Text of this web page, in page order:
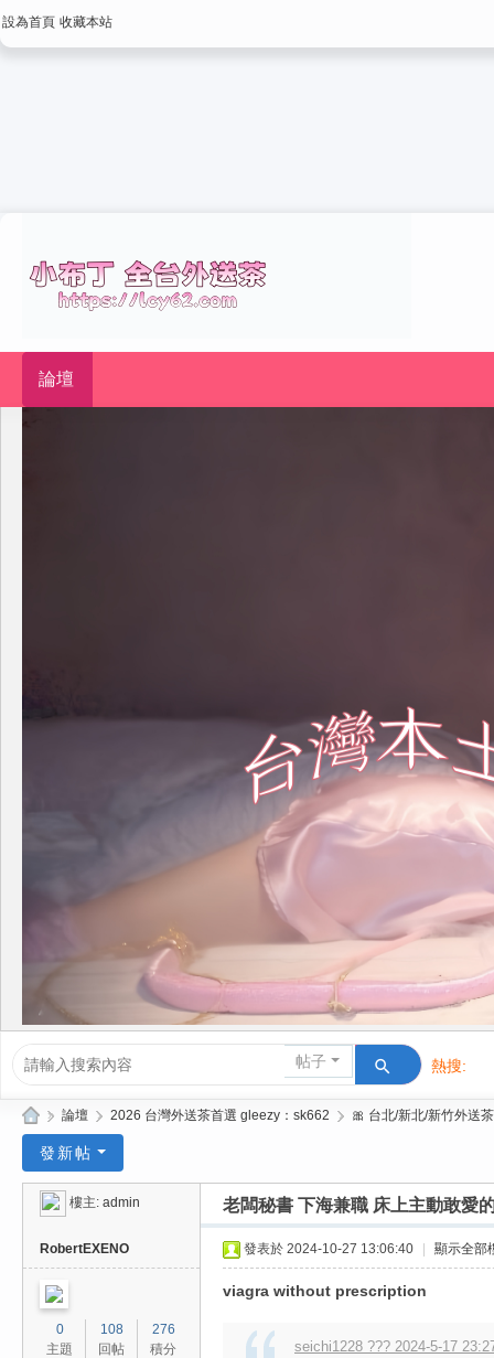
設為首頁 收藏本站
論壇
帖子 熱搜:
活動/交
ee
» 論壇 › 2026 台灣外送茶首選 gleezy：sk662 › 🎀 台北/新北/新竹外送茶
發新帖
樓主: admin 老闆秘書 下海兼職 床上主動敢愛
RobertEXENO
0
主題
108
回帖
276
積分
發表於 2024-10-27 13:06:40 顯示全部
viagra without prescription
seichi1228 ??? 2024-5-17